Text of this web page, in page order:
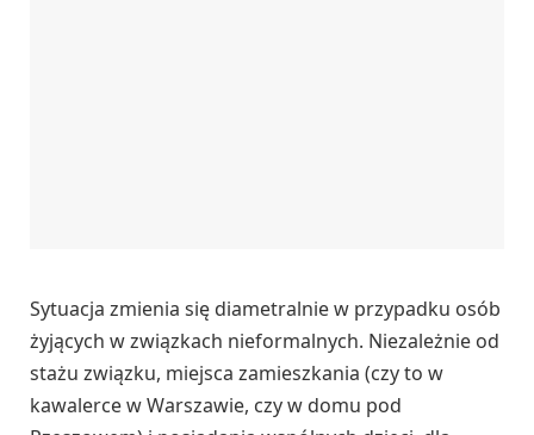
Sytuacja zmienia się diametralnie w przypadku osób
żyjących w związkach nieformalnych. Niezależnie od
stażu związku, miejsca zamieszkania (czy to w
kawalerce w Warszawie, czy w domu pod